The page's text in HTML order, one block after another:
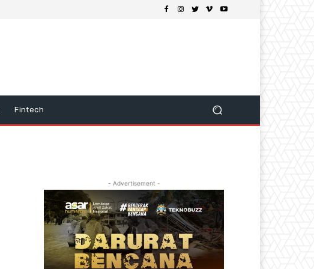
Fintech
- Advertisement -